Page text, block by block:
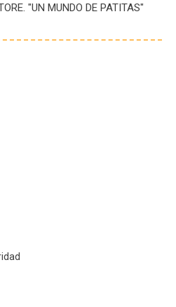
"UN MUNDO DE PATITAS"